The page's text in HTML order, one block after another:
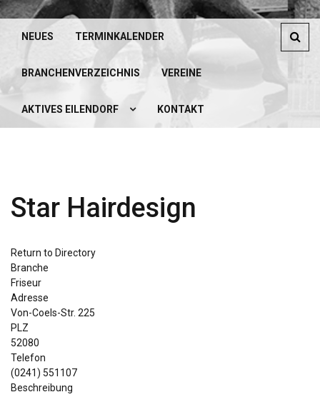
NEUES TERMINKALENDER
BRANCHENVERZEICHNIS VEREINE
AKTIVES EILENDORF KONTAKT
Star Hairdesign
Return to Directory
Branche
Friseur
Adresse
Von-Coels-Str. 225
PLZ
52080
Telefon
(0241) 551107
Beschreibung